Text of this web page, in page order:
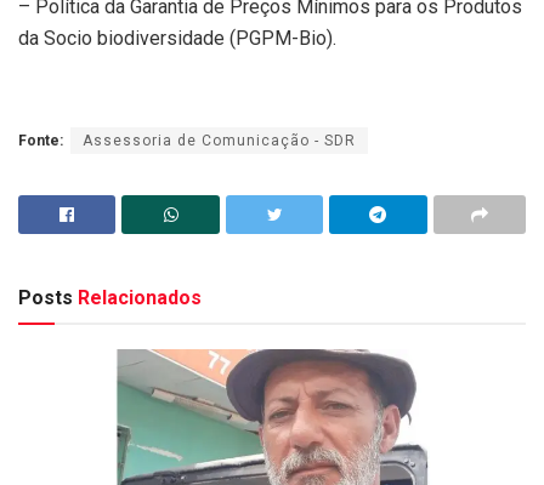
– Política da Garantia de Preços Mínimos para os Produtos
da Socio biodiversidade (PGPM-Bio).
Fonte: Assessoria de Comunicação - SDR
Posts Relacionados